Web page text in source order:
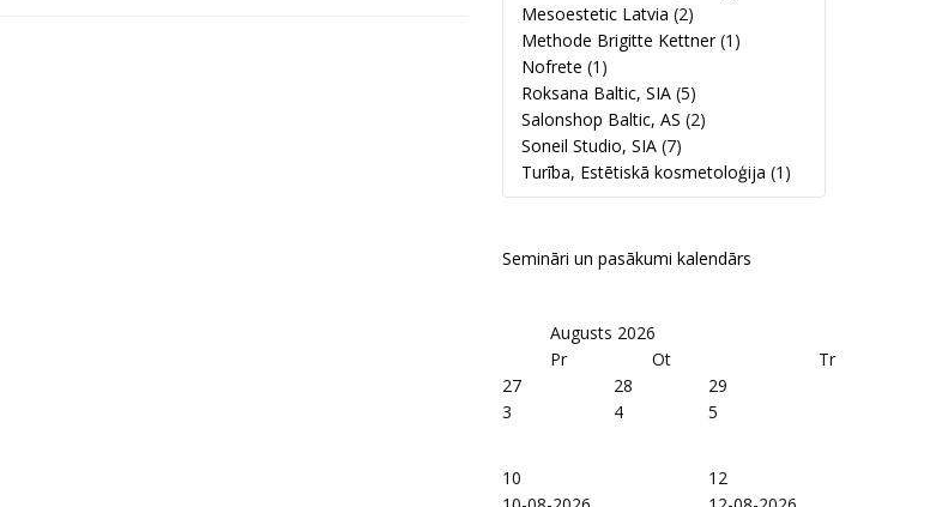
Mesoestetic Latvia (2)
Methode Brigitte Kettner (1)
Nofrete (1)
Roksana Baltic, SIA (5)
Salonshop Baltic, AS (2)
Soneil Studio, SIA (7)
Turība, Estētiskā kosmetoloģija (1)
Semināri un pasākumi kalendārs
Augusts 2026
Pr
Ot
Tr
27
28
29
3
4 5
10
12